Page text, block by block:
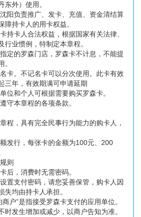
东外）使用。
阳负责推广、发卡、充值、资金清结算
障持卡人的用卡权益。
持卡人合法权益，根据国家有关法律、
行业惯例，特制定本章程。
定的罗森门店，罗森卡不计息，不能提
。
卡。不记名卡可以分次使用。此卡有效
三年，有效期满可申请延期
位和个人可根据需要购买罗森卡。
守本章程的各项条款。
程，具有完全民事行为能力的购卡人，
发行，每张卡的金额为100元、200
则
后，消费时无需密码。
置支付密码，请您妥善保管，购卡人因
失均由持卡人承担。
户”是指接受罗森卡支付的应用单位。
时发生增加或减少，以商户告知为准。